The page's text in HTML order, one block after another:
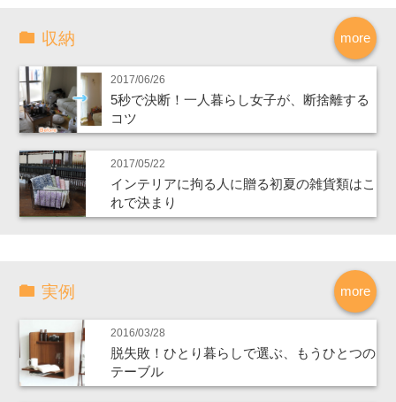
more
収納
2017/06/26
5秒で決断！一人暮らし女子が、断捨離する
コツ
2017/05/22
インテリアに拘る人に贈る初夏の雑貨類はこ
れで決まり
more
実例
2016/03/28
脱失敗！ひとり暮らしで選ぶ、もうひとつの
テーブル